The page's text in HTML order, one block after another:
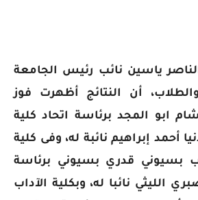
ياسين نائب رئيس الجامعة
أن النتائج أظهرت فوز
ابو المجد برئاسة اتحاد كلية
أحمد إبراهيم نائبة له، وفى كلية
بسيوني قدري بسيوني برئاسة
الليثي نائبا له، وبكلية الآداب